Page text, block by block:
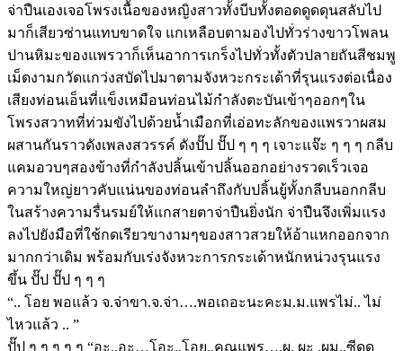
จ่าปืนเองเจอโพรงเนื้อของหญิงสาวทั้งบีบทั้งตอดดูดดุนสลับไป
มาก็เสียวซ่านแทบขาดใจ แกเหลือบตามองไปทั่วร่างขาวโพลน
ปานหิมะของแพรวาก็เห็นอาการเกร็งไปทั่วทั้งตัวปลายถันสีชมพู
เม็ดงามกวัดแกว่งสบัดไปมาตามจังหวะกระเด้าที่รุนแรงต่อเนื่อง
เสียงท่อนเอ็นที่แข็งเหมือนท่อนไม้กำลังตะบันเข้าๆออกๆใน
โพรงสวาทที่ท่วมขังไปด้วยน้ำเมือกที่เอ่อทะลักของแพรวาผสม
ผสานกันราวดังเพลงสวรรค์ ดังปั๊ป ปั๊ป ๆ ๆ ๆ เจาะแจ๊ะ ๆ ๆ ๆ กลีบ
แคมอวบๆสองข้างที่กำลังปลิ้นเข้าปลิ้นออกอย่างรวดเร็วเจอ
ความใหญ่ยาวคับแน่นของท่อนลำถึงกับปลิ้นยู้ทั้งกลีบนอกกลีบ
ในสร้างความรื่นรมย์ให้แกสายตาจ่าปืนยิ่งนัก จ่าปืนจึงเพิ่มแรง
ลงไปยังมือที่ใช้กดเรียวขางามๆของสาวสวยให้อ้าแหกออกจาก
มากกว่าเดิม พร้อมกับเร่งจังหวะการกระเด้าหนักหน่วงรุนแรง
ขึ้น ปั๊ป ปั๊ป ๆ ๆ ๆ
“.. โอย พอแล้ว จ.จ่าขา.จ.จ่า….พอเถอะนะคะม.ม.แพรไม่.. ไม่
ไหวแล้ว .. ”
ปั๊ป ๆ ๆ ๆ ๆ ๆ “อะ..อะ…โอะ..โอย..คุณแพร….ผ. ผะ .ผม..ซีดด